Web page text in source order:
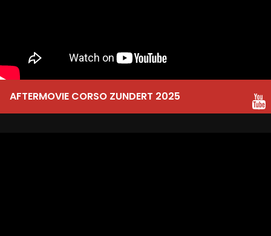
AFTERMOVIE CORSO ZUNDERT 2025